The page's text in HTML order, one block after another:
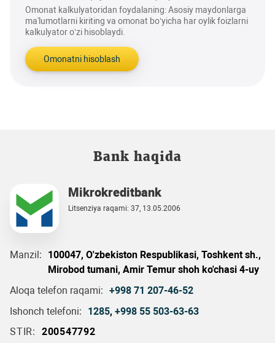
Omonat kalkulyatoridan foydalaning: Asosiy maydonlarga
ma'lumotlarni kiriting va omonat bo‘yicha har oylik foizlarni
kalkulyator o‘zi hisoblaydi.
Omonatni hisoblash
Bank haqida
Mikrokreditbank
Litsenziya raqami: 37, 13.05.2006
Manzil:
100047, O'zbekiston Respublikasi, Toshkent sh.,
Mirobod tumani, Amir Temur shoh ko'chasi 4-uy
Aloqa telefon raqami: +998 71 207-46-52
Ishonch telefoni:
1285, +998 55 503-63-63
STIR:
200547792